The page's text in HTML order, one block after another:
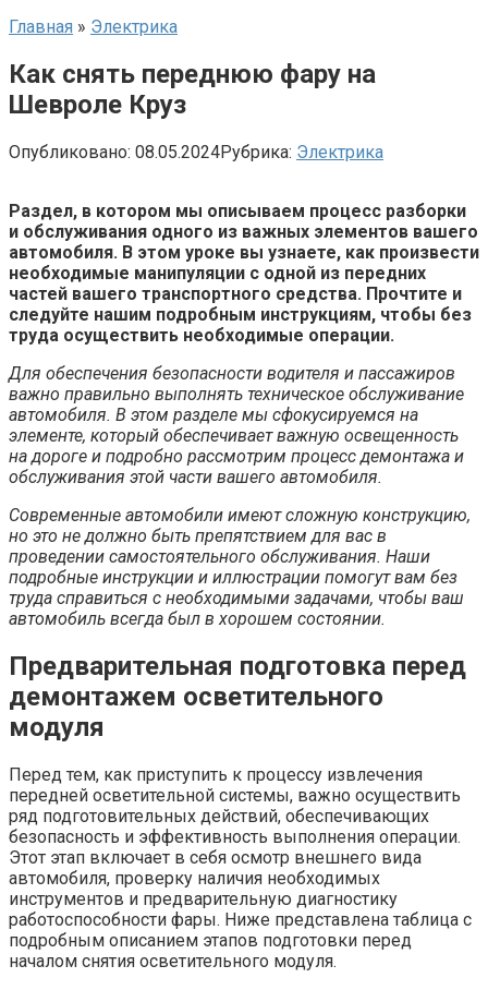
Главная » Электрика
Как снять переднюю фару на
Шевроле Круз
Опубликовано: 08.05.2024Рубрика: Электрика
Раздел, в котором мы описываем процесс разборки
и обслуживания одного из важных элементов вашего
автомобиля. В этом уроке вы узнаете, как произвести
необходимые манипуляции с одной из передних
частей вашего транспортного средства. Прочтите и
следуйте нашим подробным инструкциям, чтобы без
труда осуществить необходимые операции.
Для обеспечения безопасности водителя и пассажиров
важно правильно выполнять техническое обслуживание
автомобиля. В этом разделе мы сфокусируемся на
элементе, который обеспечивает важную освещенность
на дороге и подробно рассмотрим процесс демонтажа и
обслуживания этой части вашего автомобиля.
Современные автомобили имеют сложную конструкцию,
но это не должно быть препятствием для вас в
проведении самостоятельного обслуживания. Наши
подробные инструкции и иллюстрации помогут вам без
труда справиться с необходимыми задачами, чтобы ваш
автомобиль всегда был в хорошем состоянии.
Предварительная подготовка перед
демонтажем осветительного
модуля
Перед тем, как приступить к процессу извлечения
передней осветительной системы, важно осуществить
ряд подготовительных действий, обеспечивающих
безопасность и эффективность выполнения операции.
Этот этап включает в себя осмотр внешнего вида
автомобиля, проверку наличия необходимых
инструментов и предварительную диагностику
работоспособности фары. Ниже представлена таблица с
подробным описанием этапов подготовки перед
началом снятия осветительного модуля.